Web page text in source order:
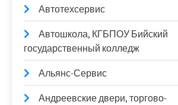
Автотехсервис
Автошкола, КГБПОУ Бийский
государственный колледж
Альянс-Сервис
Андреевские двери, торгово-